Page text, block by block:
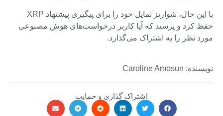
با این حال، شوارتز تمایل خود را برای پیگیری پیشنهاد XRP
حفظ کرد و پرسید که آیا کاربر درخواست‌های هوش مصنوعی
مورد نظر را به اشتراک می‌گذارد.
نویسنده: Caroline Amosun
اشتراک گذاری و حمایت